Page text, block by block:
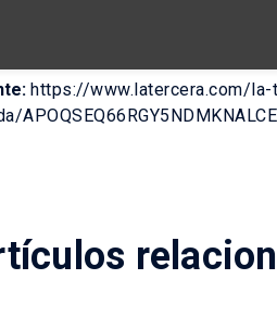
https://www.latercera.com/